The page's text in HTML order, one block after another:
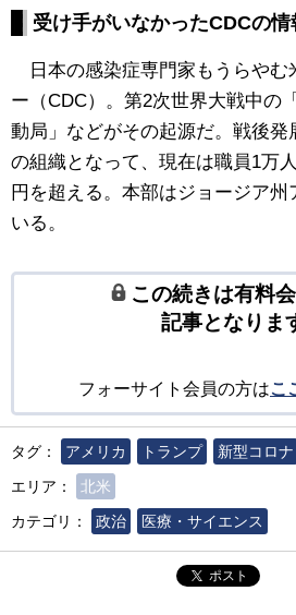
受け手がいなかったCDCの情
日本の感染症専門家もうらやむ
ー（CDC）。第2次世界大戦中の
動局」などがその起源だ。戦後
の組織となって、現在は職員1万
円を超える。本部はジョージア州
いる。
この続きは有料
記事となりま
フォーサイト会員の方はこ
タグ： アメリカ トランプ
新型コロナ
エリア：
北米
カテゴリ：
政治 医療・サイエンス
ポスト